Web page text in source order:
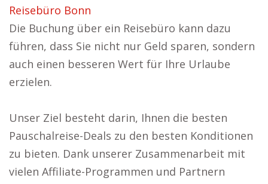
Reisebüro Bonn
Die Buchung über ein Reisebüro kann dazu
führen, dass Sie nicht nur Geld sparen, sondern
auch einen besseren Wert für Ihre Urlaube
erzielen.
Unser Ziel besteht darin, Ihnen die besten
Pauschalreise-Deals zu den besten Konditionen
zu bieten. Dank unserer Zusammenarbeit mit
vielen Affiliate-Programmen und Partnern